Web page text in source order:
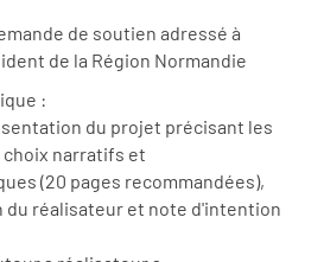
de soutien adressé à
de la Région Normandie
:
du projet précisant les
narratifs et
(20 pages recommandées),
réalisateur et note d'intention